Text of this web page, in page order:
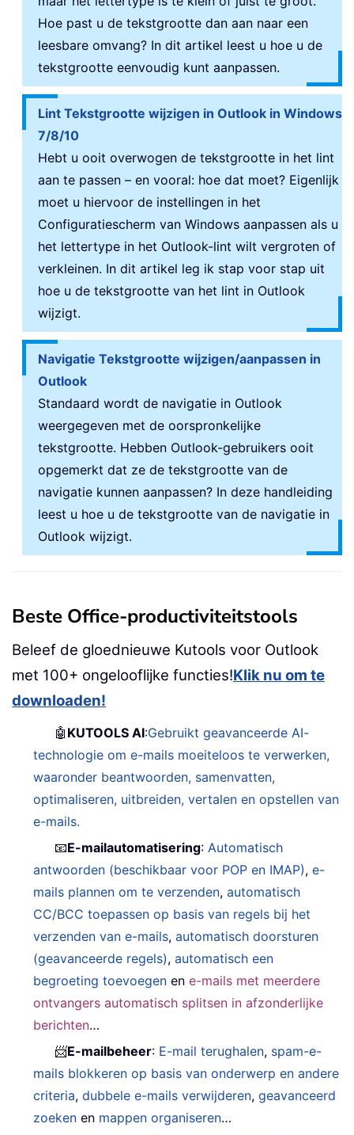
Hoe past u de tekstgrootte dan aan naar een
leesbare omvang? In dit artikel leest u hoe u de
tekstgrootte eenvoudig kunt aanpassen.
Lint Tekstgrootte wijzigen in Outlook in Windows
7/8/10
Hebt u ooit overwogen de tekstgrootte in het lint
aan te passen – en vooral: hoe dat moet? Eigenlijk
moet u hiervoor de instellingen in het
Configuratiescherm van Windows aanpassen als u
het lettertype in het Outlook-lint wilt vergroten of
verkleinen. In dit artikel leg ik stap voor stap uit
hoe u de tekstgrootte van het lint in Outlook
wijzigt.
Navigatie Tekstgrootte wijzigen/aanpassen in
Outlook
Standaard wordt de navigatie in Outlook
weergegeven met de oorspronkelijke
tekstgrootte. Hebben Outlook-gebruikers ooit
opgemerkt dat ze de tekstgrootte van de
navigatie kunnen aanpassen? In deze handleiding
leest u hoe u de tekstgrootte van de navigatie in
Outlook wijzigt.
Beste Office-productiviteitstools
Beleef de gloednieuwe Kutools voor Outlook
met 100+ ongelooflijke functies!Klik nu om te
downloaden!
🤖 KUTOOLS AI:Gebruikt geavanceerde AI-
technologie om e-mails moeiteloos te verwerken,
waaronder beantwoorden, samenvatten,
optimaliseren, uitbreiden, vertalen en opstellen van
e-mails.
📧E-mailautomatisering:Automatisch
antwoorden (beschikbaar voor POP en IMAP),e-
mails plannen om te verzenden,automatisch
CC/BCC toepassen op basis van regels bij het
verzenden van e-mails,automatisch doorsturen
(geavanceerde regels),automatisch een
begroeting toevoegen ene-mails met meerdere
ontvangers automatisch splitsen in afzonderlijke
berichten…
📨E-mailbeheer: E-mail terughalen, spam-e-
mails blokkeren op basis van onderwerp en andere
criteria,dubbele e-mails verwijderen,geavanceerd
zoeken en mappen organiseren…